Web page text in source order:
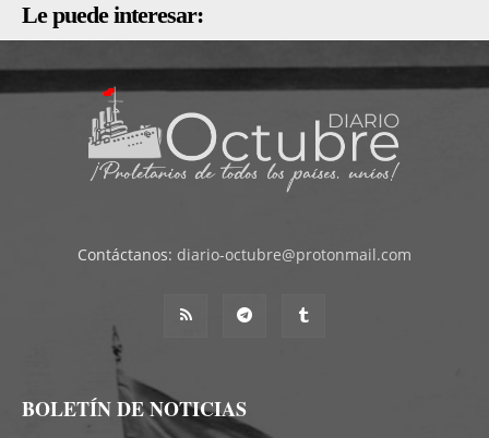
Le puede interesar:
Contáctanos: diario-octubre@protonmail.com
BOLETÍN DE NOTICIAS